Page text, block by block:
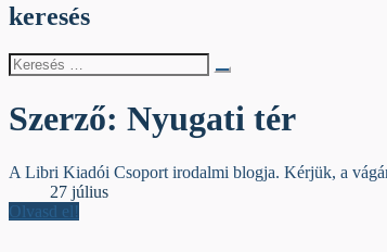
keresés
Keresés
erre:
Szerző: Nyugati tér
A Libri Kiadói Csoport irodalmi blogja. Kérjük, a
27 július
Olvasd el!